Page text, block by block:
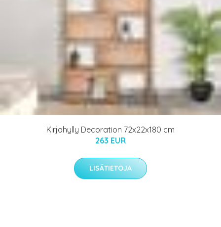
Kirjahylly Decoration 72x22x180 cm
263 EUR
LISÄTIETOJA